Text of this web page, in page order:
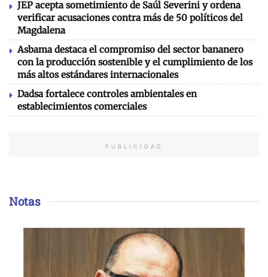
JEP acepta sometimiento de Saúl Severini y ordena
verificar acusaciones contra más de 50 políticos del
Magdalena
Asbama destaca el compromiso del sector bananero
con la producción sostenible y el cumplimiento de los
más altos estándares internacionales
Dadsa fortalece controles ambientales en
establecimientos comerciales
PUBLICIDAD
Notas